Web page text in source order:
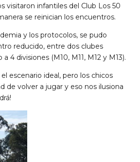
visitaron infantiles del Club Los 50
se reinician los encuentros.
y los protocolos, se pudo
reducido, entre dos clubes
4 divisiones (M10, M11, M12 y M13).
escenario ideal, pero los chicos
de volver a jugar y eso nos ilusiona